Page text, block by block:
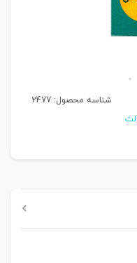
شناسه محصول: 2477